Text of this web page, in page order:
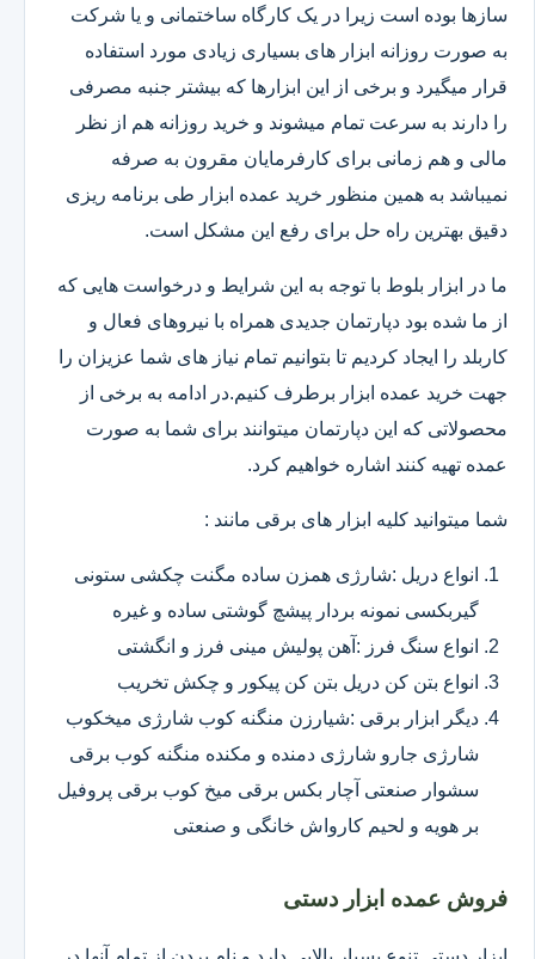
سازها بوده است زیرا در یک کارگاه ساختمانی و یا شرکت
به صورت روزانه ابزار های بسیاری زیادی مورد استفاده
قرار میگیرد و برخی از این ابزارها که بیشتر جنبه مصرفی
را دارند به سرعت تمام میشوند و خرید روزانه هم از نظر
مالی و هم زمانی برای کارفرمایان مقرون به صرفه
نمیباشد به همین منظور خرید عمده ابزار طی برنامه ریزی
دقیق بهترین راه حل برای رفع این مشکل است.
ما در ابزار بلوط با توجه به این شرایط و درخواست هایی که
از ما شده بود دپارتمان جدیدی همراه با نیروهای فعال و
کاربلد را ایجاد کردیم تا بتوانیم تمام نیاز های شما عزیزان را
جهت خرید عمده ابزار برطرف کنیم.در ادامه به برخی از
محصولاتی که این دپارتمان میتوانند برای شما به صورت
عمده تهیه کنند اشاره خواهیم کرد.
شما میتوانید کلیه ابزار های برقی مانند :
انواع دریل :شارژی همزن ساده مگنت چکشی ستونی
گیربکسی نمونه بردار پیشچ گوشتی ساده و غیره
انواع سنگ فرز :آهن پولیش مینی فرز و انگشتی
انواع بتن کن دریل بتن کن پیکور و چکش تخریب
دیگر ابزار برقی :شیارزن منگنه کوب شارژی میخکوب
شارژی جارو شارژی دمنده و مکنده منگنه کوب برقی
سشوار صنعتی آچار بکس برقی میخ کوب برقی پروفیل
بر هویه و لحیم کارواش خانگی و صنعتی
فروش عمده ابزار دستی